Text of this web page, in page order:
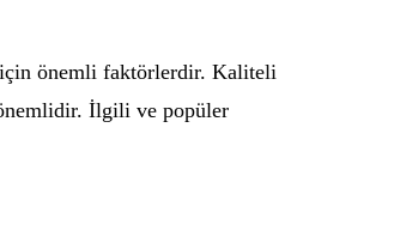
için önemli faktörlerdir. Kaliteli
İlgili ve popüler